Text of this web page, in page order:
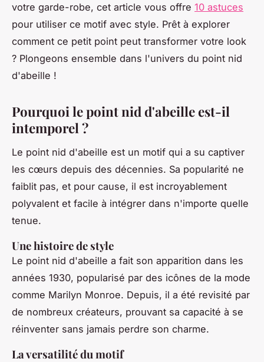
votre garde-robe, cet article vous offre 10 astuces
pour utiliser ce motif avec style. Prêt à explorer
comment ce petit point peut transformer votre look
? Plongeons ensemble dans l'univers du point nid
d'abeille !
Pourquoi le point nid d'abeille est-il
intemporel ?
Le point nid d'abeille est un motif qui a su captiver
les cœurs depuis des décennies. Sa popularité ne
faiblit pas, et pour cause, il est incroyablement
polyvalent et facile à intégrer dans n'importe quelle
tenue.
Une histoire de style
Le point nid d'abeille a fait son apparition dans les
années 1930, popularisé par des icônes de la mode
comme Marilyn Monroe. Depuis, il a été revisité par
de nombreux créateurs, prouvant sa capacité à se
réinventer sans jamais perdre son charme.
La versatilité du motif